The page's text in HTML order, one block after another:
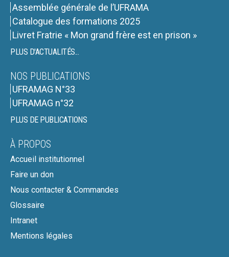
Assemblée générale de l’UFRAMA
Catalogue des formations 2025
Livret Fratrie « Mon grand frère est en prison »
PLUS D'ACTUALITÉS...
NOS PUBLICATIONS
UFRAMAG N°33
UFRAMAG n°32
PLUS DE PUBLICATIONS
À PROPOS
Accueil institutionnel
Faire un don
Nous contacter & Commandes
Glossaire
Intranet
Mentions légales